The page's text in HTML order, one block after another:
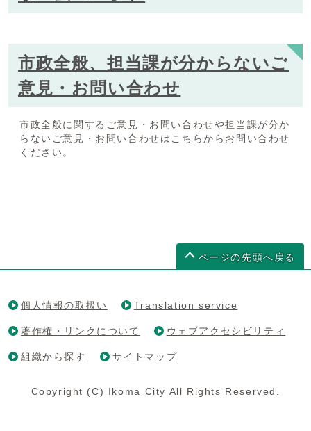
市政全般、担当課が分からないご
意見・お問い合わせ
市政全般に関するご意見・お問い合わせや担当課が分か
らないご意見・お問い合わせはこちらからお問い合わせ
ください。
ページの先頭へ戻る
個人情報の取扱い Translation service
著作権・リンクについて ウェブアクセシビリティ
組織から探す サイトマップ
Copyright (C) Ikoma City All Rights Reserved.